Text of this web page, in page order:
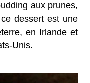
aux prunes,
dessert est une
en Irlande et
Unis.